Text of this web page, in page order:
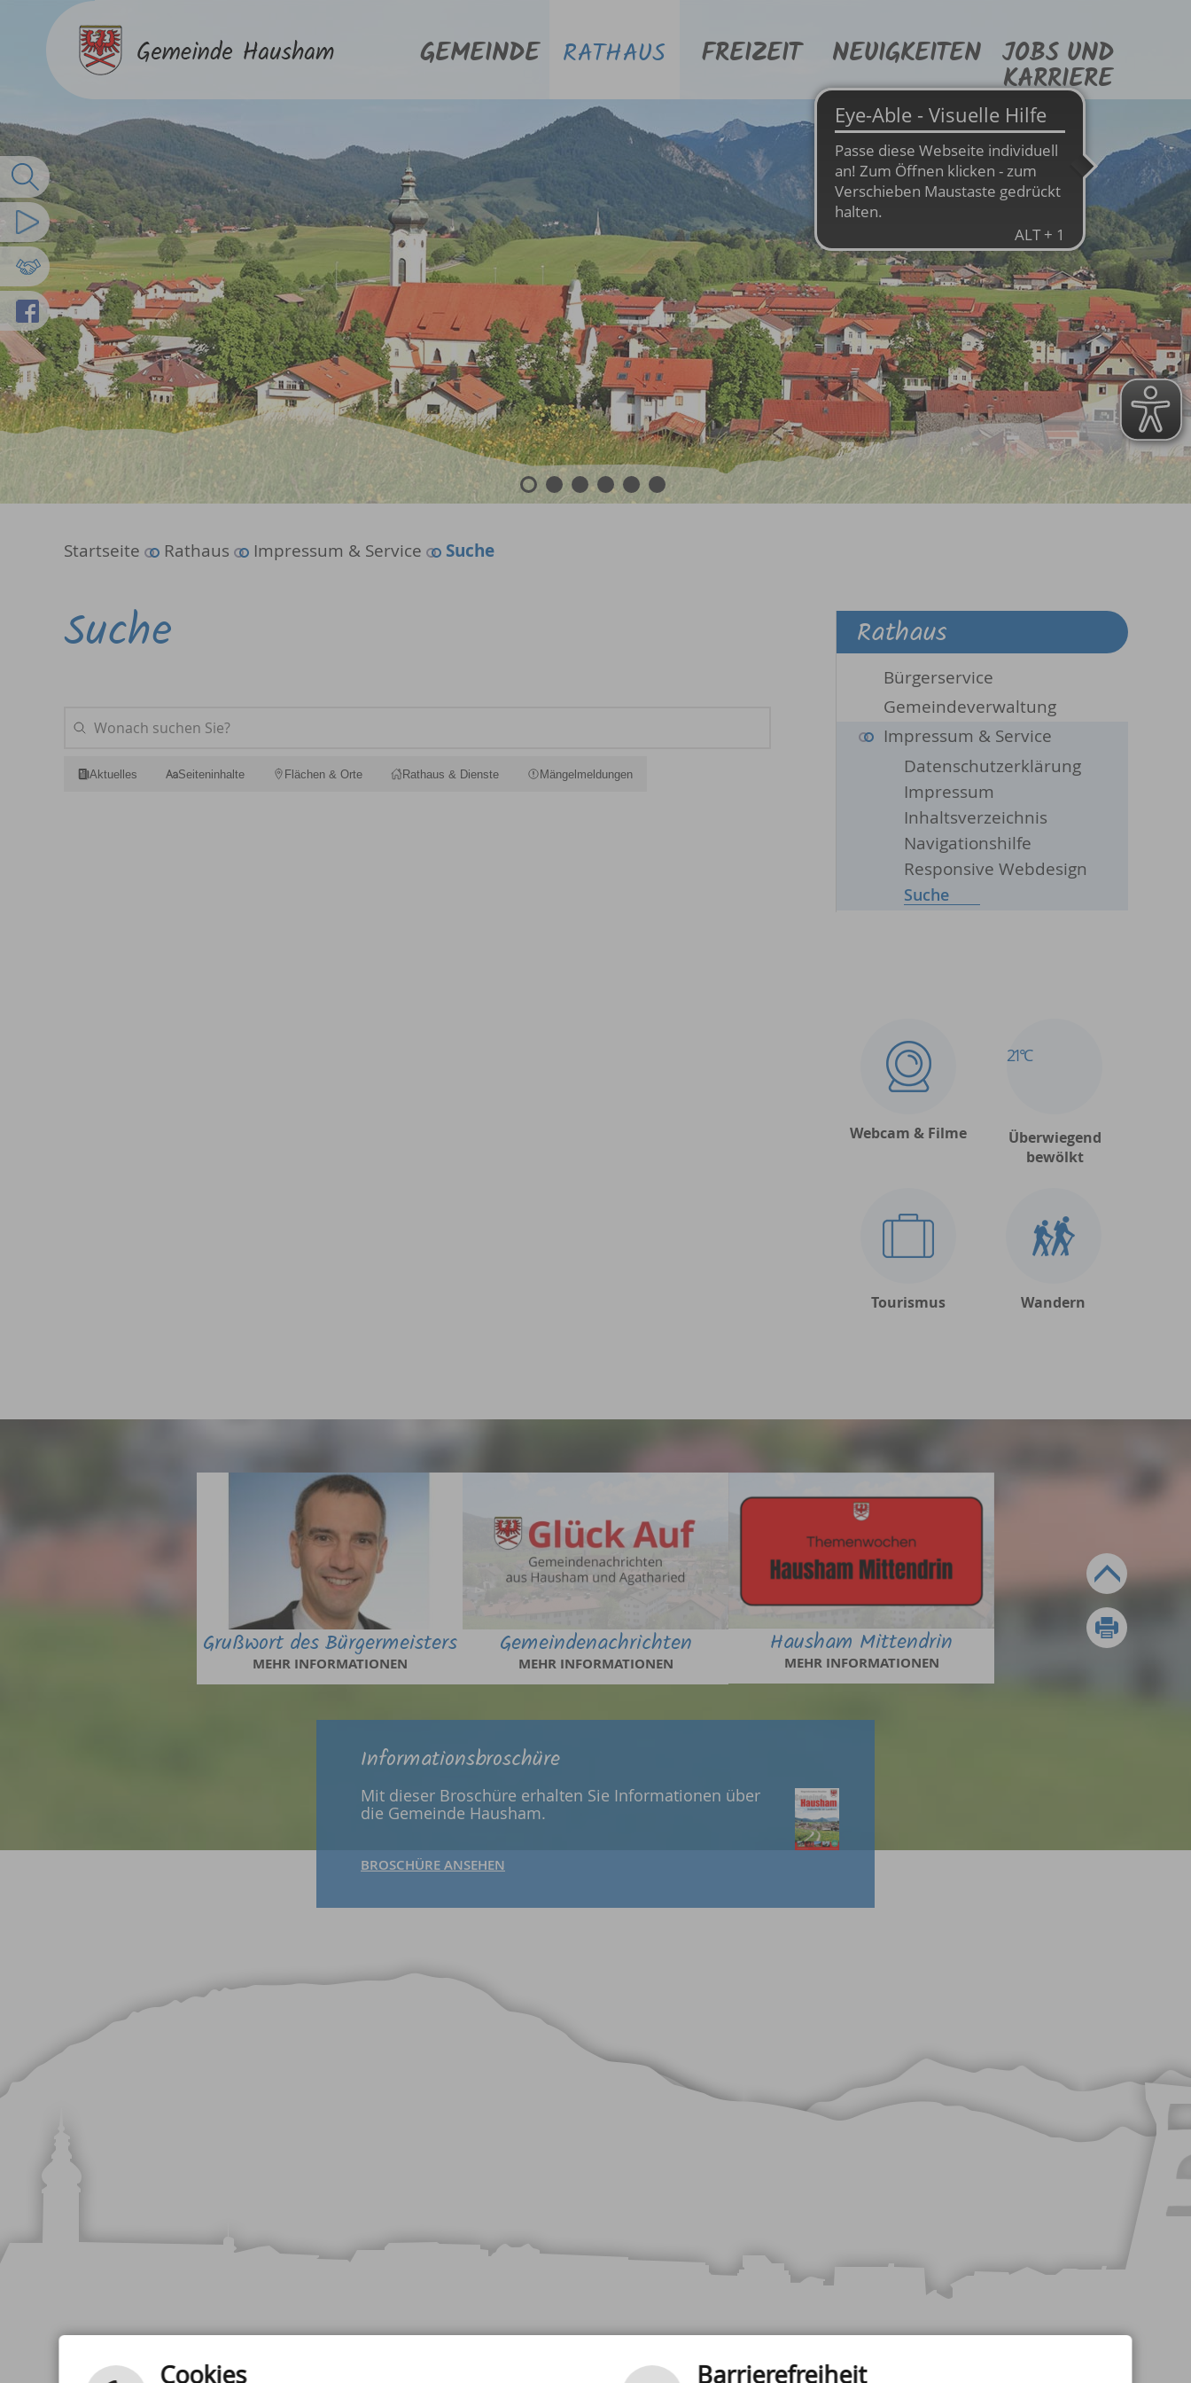
GEMEINDE RATHAUS FREIZEIT NEUIGKEITEN
JOBS UND
KARRIERE
6
Volltextsuche
Imagefilm
Partnergemeinden
Facebook
Startseite Rathaus Impressum & Service Suche
Suche
Aktuelles Seiteninhalte Flächen & Orte Rathaus & Dienste Mängelmeldungen
Rathaus
Bürgerservice
Gemeindeverwaltung
Impressum & Service
Datenschutzerklärung
Impressum
Inhaltsverzeichnis
Navigationshilfe
Responsive Webdesign
Suche
Webcam & Filme
21°C
Überwiegend
bewölkt
Tourismus Wandern
Grußwort des Bürgermeisters
MEHR INFORMATIONEN
Gemeindenachrichten
MEHR INFORMATIONEN
Hausham Mittendrin
MEHR INFORMATIONEN
Informationsbroschüre
Mit dieser Broschüre erhalten Sie Informationen über
die Gemeinde Hausham.
BROSCHÜRE ANSEHEN
ANSCHRIFT ÖFFNUNGSZEITEN
Cookies Barrierefreiheit